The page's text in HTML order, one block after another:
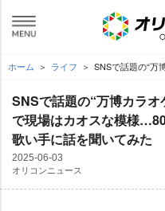
ホーム ライフ SNSで話題の“万
SNSで話題の“万博カラ
で現場はカオスな模様
歌い手に話を聞いてみた
2025-06-03
オリコンニュース